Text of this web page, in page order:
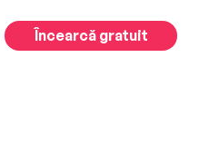
Încearcă gratuit